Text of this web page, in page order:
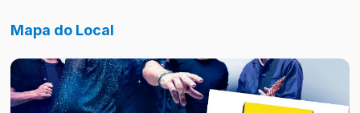
Mapa do Local